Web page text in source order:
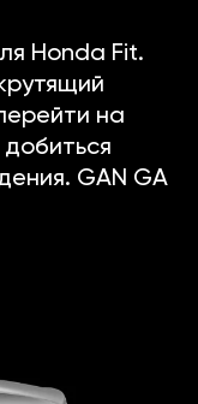
Honda Fit.
на
GAN GA